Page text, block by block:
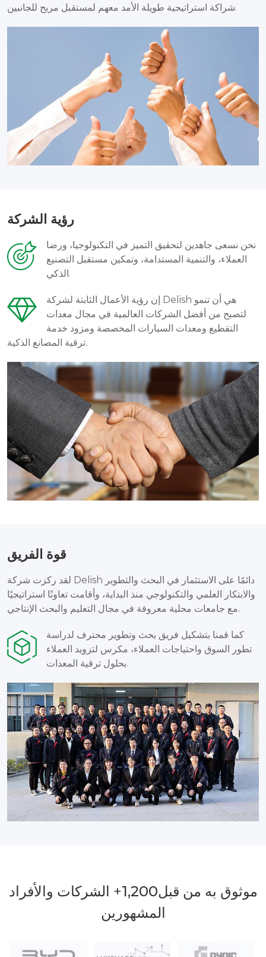
شراكة استراتيجية طويلة الأمد معهم لمستقبل مربح للجانبين.
رؤية الشركة
نحن نسعى جاهدين لتحقيق التميز في التكنولوجيا، ورضا
العملاء، والتنمية المستدامة، وتمكين مستقبل التصنيع
الذكي.
إن رؤية الأعمال الثابتة لشركة Delish هي أن تنمو
لتصبح من أفضل الشركات العالمية في مجال معدات
التقطيع ومعدات السيارات المخصصة ومزود خدمة
ترقية المصانع الذكية.
قوة الفريق
لقد ركزت شركة Delish دائمًا على الاستثمار في البحث والتطوير
والابتكار العلمي والتكنولوجي منذ البداية، وأقامت تعاونًا استراتيجيًا
مع جامعات محلية معروفة في مجال التعليم والبحث الإنتاجي.
كما قمنا بتشكيل فريق بحث وتطوير محترف لدراسة
تطور السوق واحتياجات العملاء، مكرس لتزويد العملاء
بحلول ترقية المعدات.
موثوق به من قبل1,200+ الشركات والأفراد
المشهورين